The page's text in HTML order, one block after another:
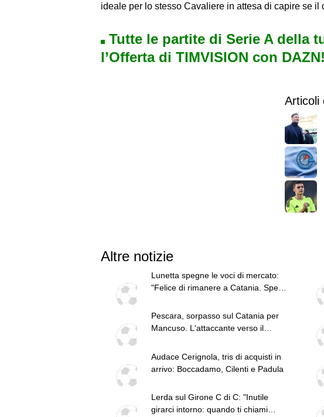
ideale per lo stesso Cavaliere in attesa di capire se il
Tutte le partite di Serie A della
l’Offerta di TIMVISION con DAZN!
Articoli
Altre notizie
Lunetta spegne le voci di mercato:
"Felice di rimanere a Catania. Spero
Pescara, sorpasso sul Catania per
Mancuso. L'attaccante verso il
Audace Cerignola, tris di acquisti in
arrivo: Boccadamo, Cilenti e Padula
Lerda sul Girone C di C: "Inutile
girarci intorno: quando ti chiami